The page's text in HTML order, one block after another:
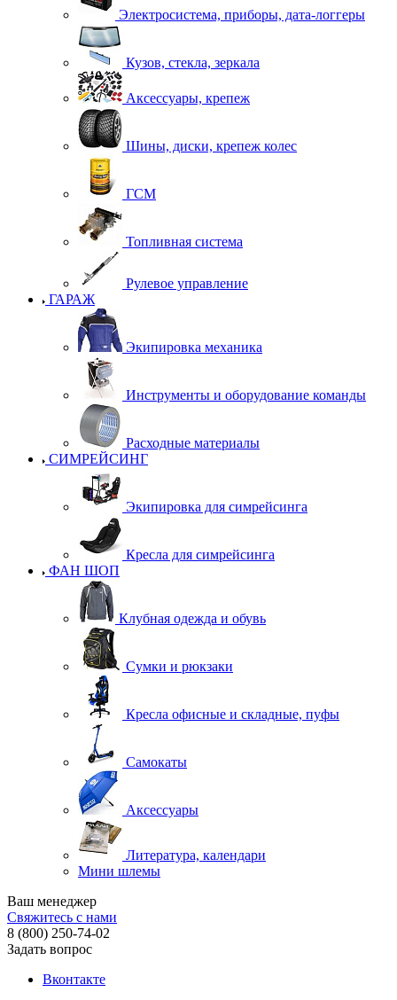
Электросистема, приборы, дата-логгеры
Кузов, стекла, зеркала
Аксессуары, крепеж
Шины, диски, крепеж колес
ГСМ
Топливная система
Рулевое управление
ГАРАЖ
Экипировка механика
Инструменты и оборудование команды
Расходные материалы
СИМРЕЙСИНГ
Экипировка для симрейсинга
Кресла для симрейсинга
ФАН ШОП
Клубная одежда и обувь
Сумки и рюкзаки
Кресла офисные и складные, пуфы
Самокаты
Аксессуары
Литература, календари
Мини шлемы
Ваш менеджер
Свяжитесь с нами
8 (800) 250-74-02
Задать вопрос
Вконтакте